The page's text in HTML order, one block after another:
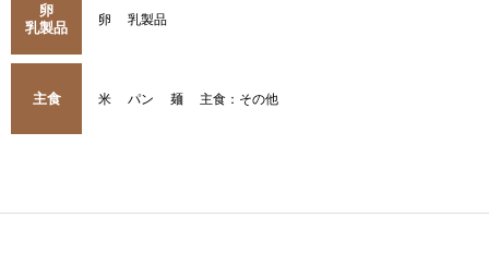
卵
乳製品
卵 乳製品
主食 米 パン 麺 主食：その他